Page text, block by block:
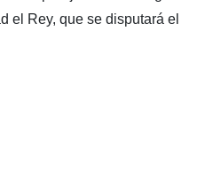
el Rey, que se disputará el